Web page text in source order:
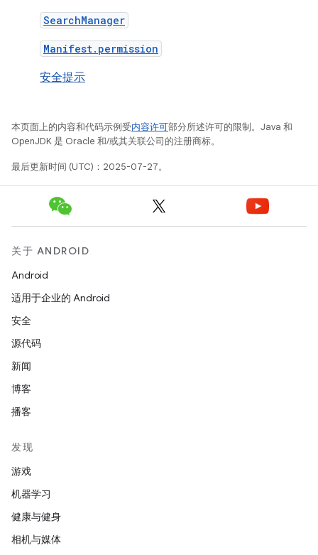
SearchManager
Manifest.permission
安全提示
本页面上的内容和代码示例受内容许可部分所述许可的限制。Java 和
OpenJDK 是 Oracle 和/或其关联公司的注册商标。
最后更新时间 (UTC)：2025-07-27。
关于 ANDROID
Android
适用于企业的 Android
安全
源代码
新闻
博客
播客
发现
游戏
机器学习
健康与健身
相机与媒体